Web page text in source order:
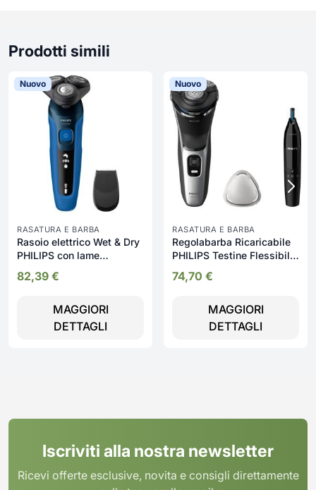
Prodotti simili
Nuovo
RASATURA E BARBA
Rasoio elettrico Wet & Dry
PHILIPS con lame
82,39 €
MAGGIORI
DETTAGLI
Nuovo
RASATURA E BARBA
Regolabarba Ricaricabile
PHILIPS Testine Flessibili
74,70 €
MAGGIORI
DETTAGLI
Iscriviti alla nostra newsletter
Ricevi offerte esclusive, novita e consigli direttamente